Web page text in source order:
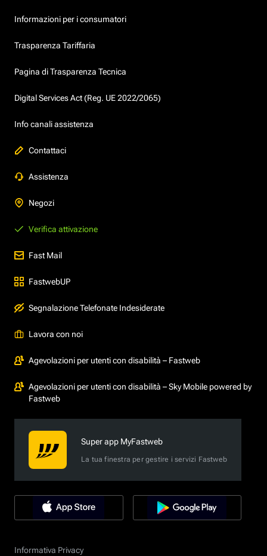
Informazioni per i consumatori
Trasparenza Tariffaria
Pagina di Trasparenza Tecnica
Digital Services Act (Reg. UE 2022/2065)
Info canali assistenza
Contattaci
Assistenza
Negozi
Verifica attivazione
Fast Mail
FastwebUP
Segnalazione Telefonate Indesiderate
Lavora con noi
Agevolazioni per utenti con disabilità – Fastweb
Agevolazioni per utenti con disabilità – Sky Mobile powered by
Fastweb
Super app MyFastweb
La tua finestra per gestire i servizi Fastweb
Informativa Privacy